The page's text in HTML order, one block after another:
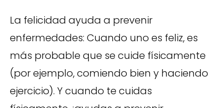
La felicidad ayuda a prevenir
enfermedades: Cuando uno es feliz, es
más probable que se cuide físicamente
(por ejemplo, comiendo bien y haciendo
ejercicio). Y cuando te cuidas